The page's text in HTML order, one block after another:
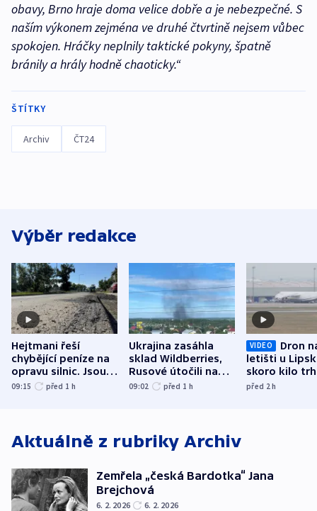
obavy, Brno hraje doma velice dobře a je nebezpečné. S
naším výkonem zejména ve druhé čtvrtině nejsem vůbec
spokojen. Hráčky neplnily taktické pokyny, špatně
bránily a hrály hodně chaoticky.“
ŠTÍTKY
Archiv ČT24
Výběr redakce
Hejtmani řeší
chybějící peníze na
opravu silnic. Jsou
nenárokové, namítá
09:15 před 1 h
Ukrajina zasáhla
sklad Wildberries,
Rusové útočili na
trh, hasiče či
09:02 před 1 h
VIDEO
Dron
letišti u
skoro kilo
indicie
před 2h
Aktuálně z rubriky Archiv
Zemřela „česká Bardotka“ Jana
Brejchová
6. 2. 2026 6. 2. 2026